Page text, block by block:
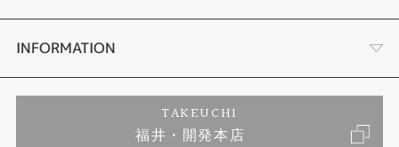
セットリング
エタニティリング
ダイヤモンドカッターブランド
アフターメンテナンス
店舗情報
INFORMATION
TAKEUCHI
福井・開発本店